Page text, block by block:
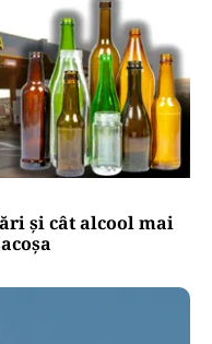
și cât alcool mai